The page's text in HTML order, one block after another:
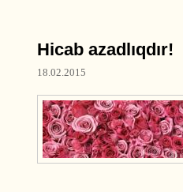
Hicab azadlıqdır!
18.02.2015